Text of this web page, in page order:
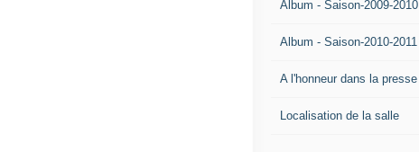
Album - Saison-2009-2010
Album - Saison-2010-2011
A l'honneur dans la presse
Localisation de la salle